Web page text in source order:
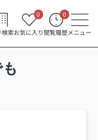
検索お気に入り
0
閲覧履歴
0
メニュー